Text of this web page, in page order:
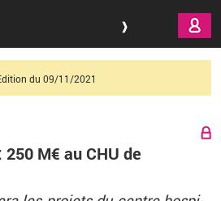
du 09/11/2021
M€ au CHU de